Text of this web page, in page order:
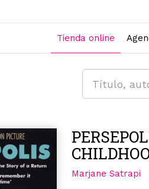
Tienda online
Marjane Satrapi